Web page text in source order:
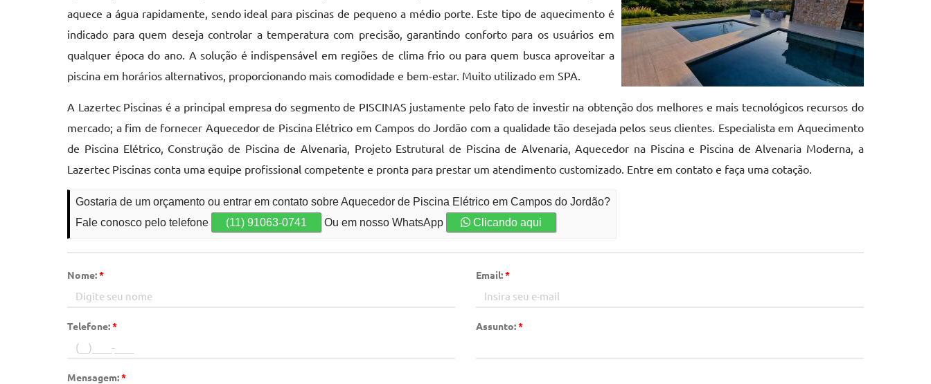
aquece a água rapidamente, sendo ideal para piscinas de pequeno a médio porte. Este tipo de aquecimento é
indicado para quem deseja controlar a temperatura com precisão, garantindo conforto para os usuários em
qualquer época do ano. A solução é indispensável em regiões de clima frio ou para quem busca aproveitar a
piscina em horários alternativos, proporcionando mais comodidade e bem-estar. Muito utilizado em SPA.
A Lazertec Piscinas é a principal empresa do segmento de PISCINAS justamente pelo fato de investir na obtenção dos melhores e mais tecnológicos recursos do
mercado; a fim de fornecer Aquecedor de Piscina Elétrico em Campos do Jordão com a qualidade tão desejada pelos seus clientes. Especialista em Aquecimento
de Piscina Elétrico, Construção de Piscina de Alvenaria, Projeto Estrutural de Piscina de Alvenaria, Aquecedor na Piscina e Piscina de Alvenaria Moderna, a
Lazertec Piscinas conta uma equipe profissional competente e pronta para prestar um atendimento customizado. Entre em contato e faça uma cotação.
Gostaria de um orçamento ou entrar em contato sobre Aquecedor de Piscina Elétrico em Campos do Jordão?
Fale conosco pelo telefone
(11) 91063-0741 Ou em nosso WhatsApp Clicando aqui
Nome:* Email:*
Telefone:* Assunto:*
Mensagem:*